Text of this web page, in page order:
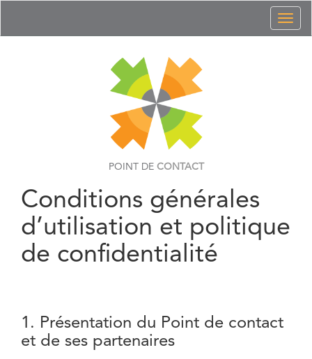
POINT DE CONTACT
Conditions générales
d’utilisation et politique
de confidentialité
1. Présentation du Point de contact
et de ses partenaires